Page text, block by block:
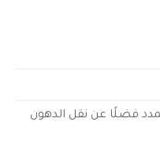
فضلًا عن نقل الدهون